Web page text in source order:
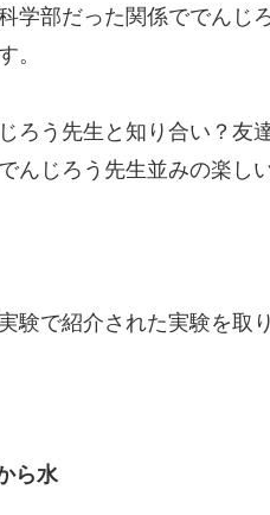
学部だった関係ででんじ
。
ろう先生と知り合い？友
んじろう先生並みの楽
験で紹介された実験を取
ら水